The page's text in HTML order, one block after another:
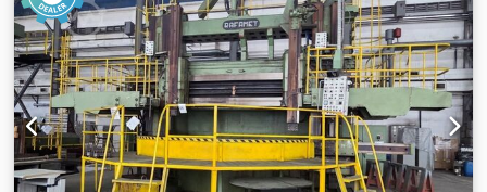
център Okuma MA-600HB е произведен през 2005 г. Той е
идеален за сложни обработващи задачи и се отличава със
здрава конструкция и висока прецизност. Машината
разполага с място за 320 инструмента в системата за
автоматична смяна на инструментите (ATC) и е подготвена
за конвейерни системи Fastems и Concept2000.
Възползвайте се от възможността да придобиете този
хоризонтален обработващ център Okuma MA-600HB.